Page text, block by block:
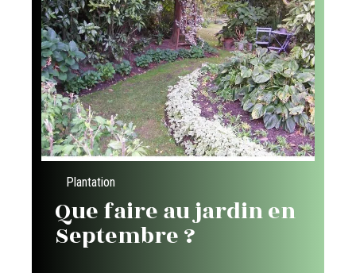
Plantation
Que faire au jardin en
Septembre ?